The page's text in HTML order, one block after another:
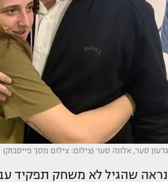
גדעון סער, אלונה סער (צילום: צילום מסך פייסבוק)
נראה שהגיל לא משחק תפקיד